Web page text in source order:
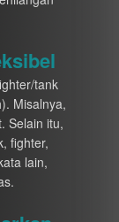
tank
Misalnya,
Selain itu,
fighter,
lain,